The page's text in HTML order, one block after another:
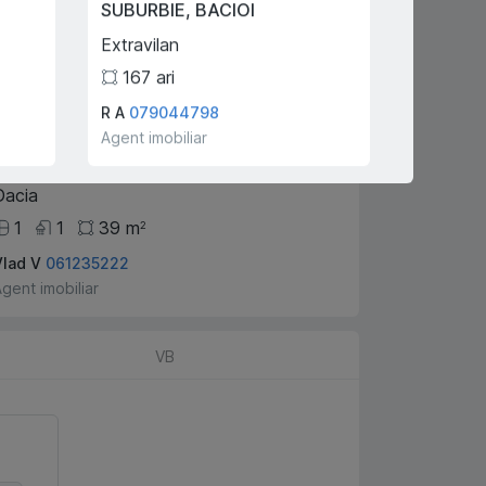
1
1 39 m2
V 061235222
imobiliar
VB
SUBURBIE, BACIOI
Extravilan
167 ari
R A 079044798
Agent imobiliar